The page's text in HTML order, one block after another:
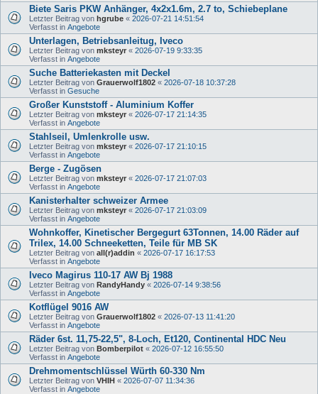
Biete Saris PKW Anhänger, 4x2x1.6m, 2.7 to, Schiebeplane
Letzter Beitrag von hgrube « 2026-07-21 14:51:54
Verfasst in Angebote
Unterlagen, Betriebsanleitug, Iveco
Letzter Beitrag von mksteyr « 2026-07-19 9:33:35
Verfasst in Angebote
Suche Batteriekasten mit Deckel
Letzter Beitrag von Grauerwolf1802 « 2026-07-18 10:37:28
Verfasst in Gesuche
Großer Kunststoff - Aluminium Koffer
Letzter Beitrag von mksteyr « 2026-07-17 21:14:35
Verfasst in Angebote
Stahlseil, Umlenkrolle usw.
Letzter Beitrag von mksteyr « 2026-07-17 21:10:15
Verfasst in Angebote
Berge - Zugösen
Letzter Beitrag von mksteyr « 2026-07-17 21:07:03
Verfasst in Angebote
Kanisterhalter schweizer Armee
Letzter Beitrag von mksteyr « 2026-07-17 21:03:09
Verfasst in Angebote
Wohnkoffer, Kinetischer Bergegurt 63Tonnen, 14.00 Räder auf
Trilex, 14.00 Schneeketten, Teile für MB SK
Letzter Beitrag von all(r)addin « 2026-07-17 16:17:53
Verfasst in Angebote
Iveco Magirus 110-17 AW Bj 1988
Letzter Beitrag von RandyHandy « 2026-07-14 9:38:56
Verfasst in Angebote
Kotflügel 9016 AW
Letzter Beitrag von Grauerwolf1802 « 2026-07-13 11:41:20
Verfasst in Angebote
Räder 6st. 11,75-22,5", 8-Loch, Et120, Continental HDC Neu
Letzter Beitrag von Bomberpilot « 2026-07-12 16:55:50
Verfasst in Angebote
Drehmomentschlüssel Würth 60-330 Nm
Letzter Beitrag von VHIH « 2026-07-07 11:34:36
Verfasst in Angebote